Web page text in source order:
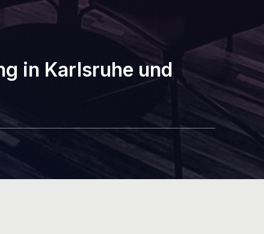
in Karlsruhe und